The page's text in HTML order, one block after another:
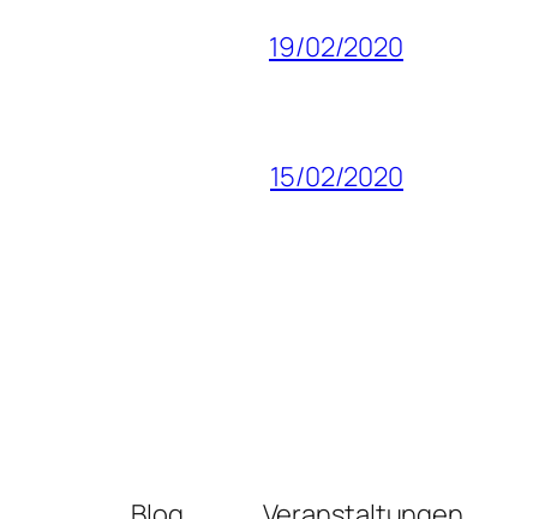
19/02/2020
15/02/2020